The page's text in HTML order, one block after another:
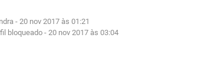
- 20 nov 2017 às 01:21
bloqueado -20 nov 2017 às 03:04